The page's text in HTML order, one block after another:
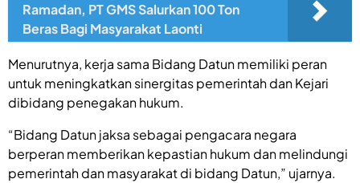
Ramadan, PT GMS Salurkan 100 Ton
Beras Bagi Masyarakat Laonti
Menurutnya, kerja sama Bidang Datun memiliki peran
untuk meningkatkan sinergitas pemerintah dan Kejari
dibidang penegakan hukum.
“Bidang Datun jaksa sebagai pengacara negara
berperan memberikan kepastian hukum dan melindungi
pemerintah dan masyarakat di bidang Datun,” ujarnya.